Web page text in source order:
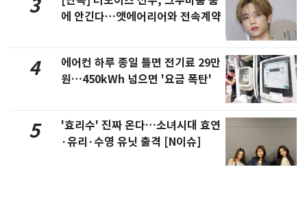
3
에 안긴다…앳에어리어와 전속계약
4
에어컨 하루 종일 틀면 전기료 29만
원…450kWh 넘으면 '요금 폭탄'
5
'효리수' 진짜 온다…소녀시대 효연
·유리·수영 유닛 출격 [N이슈]